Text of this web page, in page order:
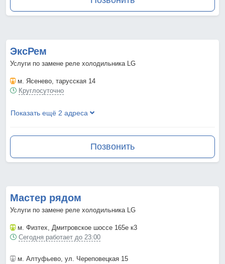
ЭксРем
Услуги по замене реле холодильника LG
м. Ясенево, тарусская 14
Круглосуточно
Показать ещё 2 адреса
Позвонить
Мастер рядом
Услуги по замене реле холодильника LG
м. Физтех, Дмитровское шоссе 165е к3
Сегодня работает до 23:00
м. Алтуфьево, ул. Череповецкая 15